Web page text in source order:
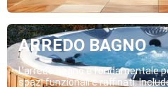
ARREDO BAGNO
L’arredo bagno è fondamentale
spazi funzionali e raffinati.